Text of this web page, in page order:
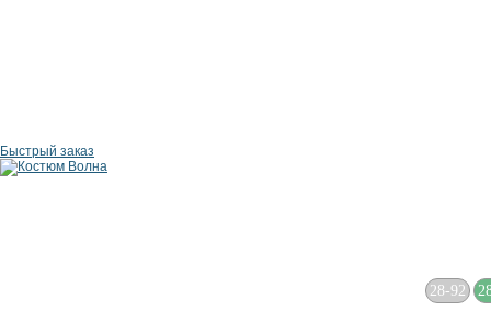
Быстрый заказ
28-92